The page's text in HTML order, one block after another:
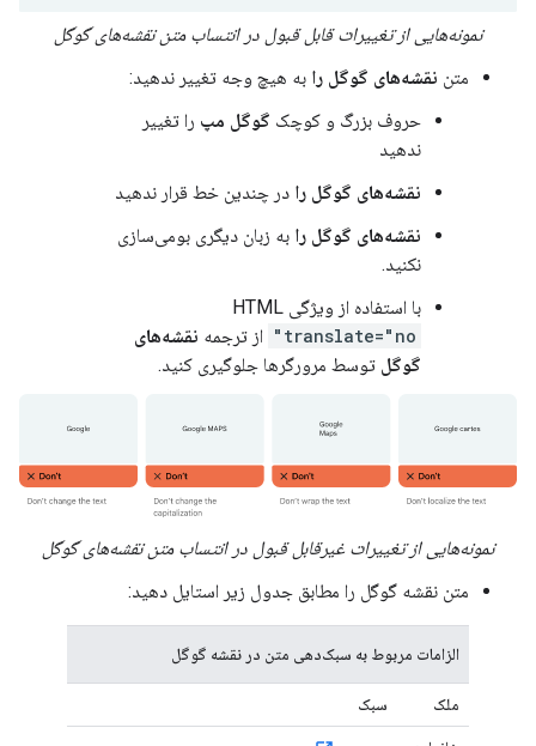
نمونه‌هایی از تغییرات قابل قبول در انتساب متن نقشه‌های گوگل
متن نقشه‌های گوگل را به هیچ وجه تغییر ندهید:
حروف بزرگ و کوچک گوگل مپ را تغییر
ندهید
نقشه‌های گوگل را در چندین خط قرار ندهید
نقشه‌های گوگل را به زبان دیگری بومی‌سازی
نکنید.
با استفاده از ویژگی HTML
translate="no"
از ترجمه نقشه‌های
گوگل توسط مرورگرها جلوگیری کنید.
نمونه‌هایی از تغییرات غیرقابل قبول در انتساب متن نقشه‌های گوگل
متن نقشه گوگل را مطابق جدول زیر استایل دهید:
الزامات مربوط به سبک‌دهی متن در نقشه گوگل
ملک سبک